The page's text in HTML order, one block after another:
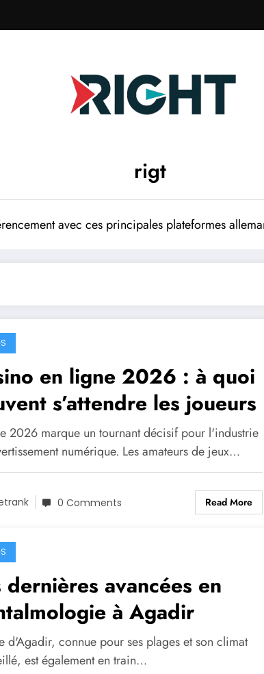
rigt
avec ces principales plateformes
en ligne 2026 : à quoi
s’attendre les joueurs
2026 marque un tournant décisif pour l'industrie
numérique. Les amateurs de jeux…
0 Comments Read More
dernières avancées en
à Agadir
d'Agadir, connue pour ses plages et son climat
est également en train…